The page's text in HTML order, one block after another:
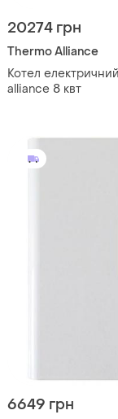
20274 грн
Thermo Alliance
Котел
alliance 8 квт
6649 грн